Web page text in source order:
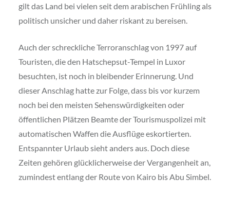
gilt das Land bei vielen seit dem arabischen Frühling als
politisch unsicher und daher riskant zu bereisen.
Auch der schreckliche Terroranschlag von 1997 auf
Touristen, die den Hatschepsut-Tempel in Luxor
besuchten, ist noch in bleibender Erinnerung. Und
dieser Anschlag hatte zur Folge, dass bis vor kurzem
noch bei den meisten Sehenswürdigkeiten oder
öffentlichen Plätzen Beamte der Tourismuspolizei mit
automatischen Waffen die Ausflüge eskortierten.
Entspannter Urlaub sieht anders aus. Doch diese
Zeiten gehören glücklicherweise der Vergangenheit an,
zumindest entlang der Route von Kairo bis Abu Simbel.